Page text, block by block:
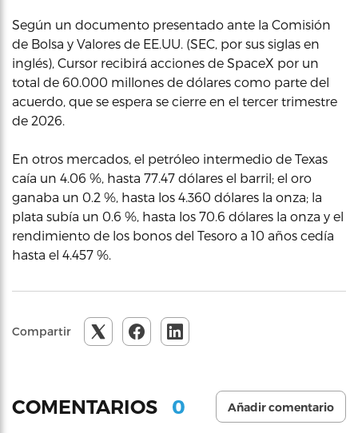
Según un documento presentado ante la Comisión
de Bolsa y Valores de EE.UU. (SEC, por sus siglas en
inglés), Cursor recibirá acciones de SpaceX por un
total de 60.000 millones de dólares como parte del
acuerdo, que se espera se cierre en el tercer trimestre
de 2026.
En otros mercados, el petróleo intermedio de Texas
caía un 4.06 %, hasta 77.47 dólares el barril; el oro
ganaba un 0.2 %, hasta los 4.360 dólares la onza; la
plata subía un 0.6 %, hasta los 70.6 dólares la onza y el
rendimiento de los bonos del Tesoro a 10 años cedía
hasta el 4.457 %.
Compartir
COMENTARIOS 0 Añadir comentario